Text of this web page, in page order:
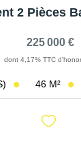
2 Pièces
225 000 €
dont 4,17% TTC
46 M²